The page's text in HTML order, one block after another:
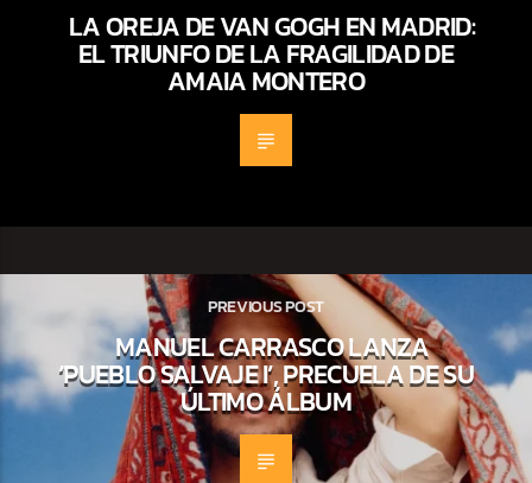
LA OREJA DE VAN GOGH EN MADRID:
EL TRIUNFO DE LA FRAGILIDAD DE
AMAIA MONTERO
PREVIOUS POST
MANUEL CARRASCO LANZA
‘PUEBLO SALVAJE I’, PRECUELA DE SU
ÚLTIMO ÁLBUM